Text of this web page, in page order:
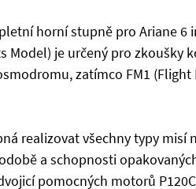
horní stupně pro Ariane 6
Model) je určený pro zkoušky
zatímco FM1
realizovat všechny typy misí
a schopnosti
pomocných motorů